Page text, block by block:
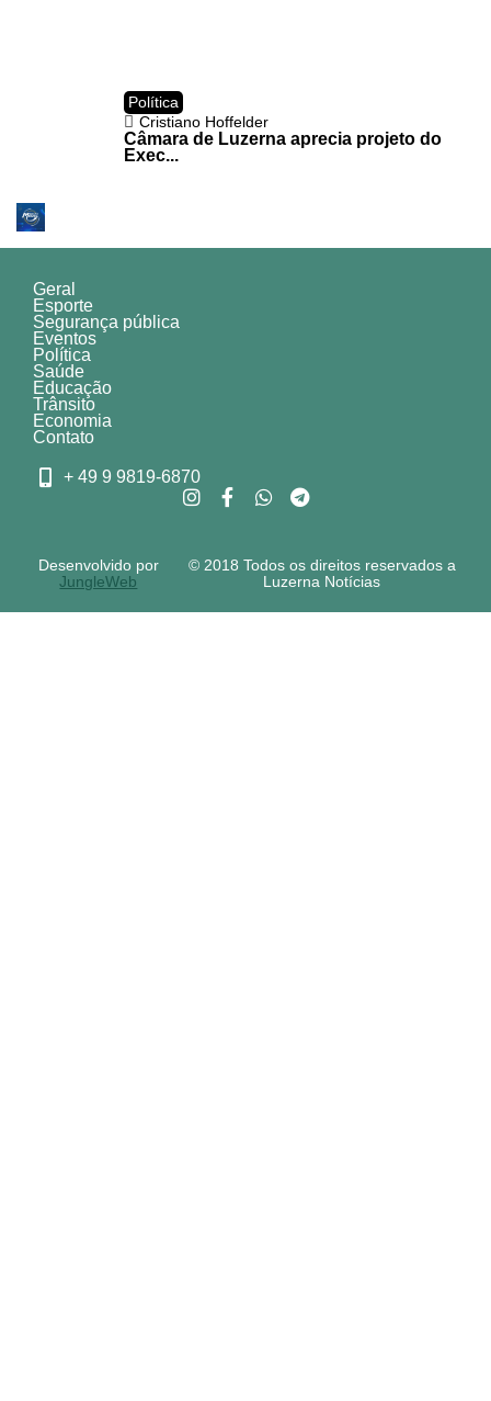
Política
Cristiano Hoffelder
Câmara de Luzerna aprecia projeto do
Exec...
Geral
Esporte
Segurança pública
Eventos
Política
Saúde
Educação
Trânsito
Economia
Contato
+ 49 9 9819-6870
© 2018 Todos os direitos reservados a
Luzerna Notícias
Desenvolvido por
JungleWeb